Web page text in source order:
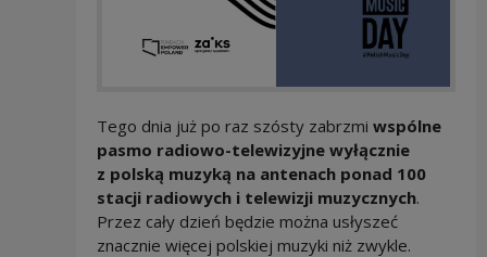
Tego dnia już po raz szósty zabrzmi wspólne
pasmo radiowo-telewizyjne wyłącznie
z polską muzyką na antenach ponad 100
stacji radiowych i telewizji muzycznych.
Przez cały dzień będzie można usłyszeć
znacznie więcej polskiej muzyki niż zwykle.